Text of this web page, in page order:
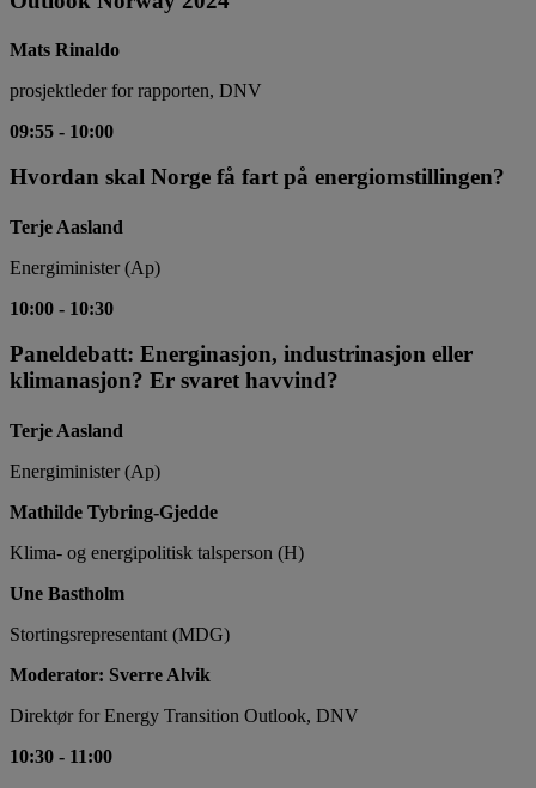
Mats Rinaldo
prosjektleder for rapporten, DNV
09:55 - 10:00
Hvordan skal Norge få fart på energiomstillingen?
Terje Aasland
Energiminister (Ap)
10:00 - 10:30
Paneldebatt: Energinasjon, industrinasjon eller
klimanasjon? Er svaret havvind?
Terje Aasland
Energiminister (Ap)
Mathilde Tybring-Gjedde
Klima- og energipolitisk talsperson (H)
Une Bastholm
Stortingsrepresentant (MDG)
Moderator: Sverre Alvik
Direktør for Energy Transition Outlook, DNV
10:30 - 11:00